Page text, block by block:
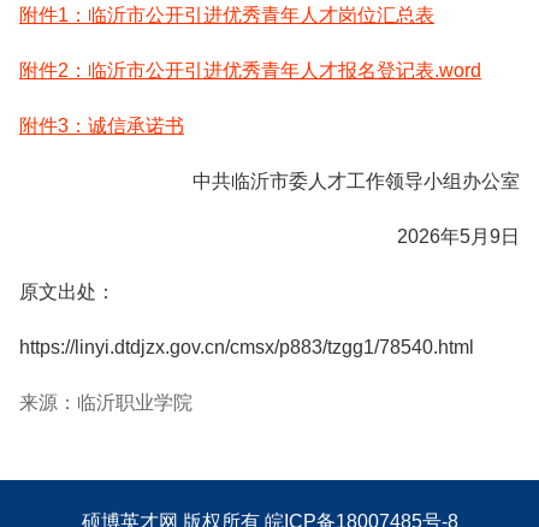
附件1：临沂市公开引进优秀青年人才岗位汇总表
附件2：临沂市公开引进优秀青年人才报名登记表.word
附件3：诚信承诺书
中共临沂市委人才工作领导小组办公室
2026年5月9日
原文出处：
https://linyi.dtdjzx.gov.cn/cmsx/p883/tzgg1/78540.html
来源：临沂职业学院
硕博英才网 版权所有 皖ICP备18007485号-8